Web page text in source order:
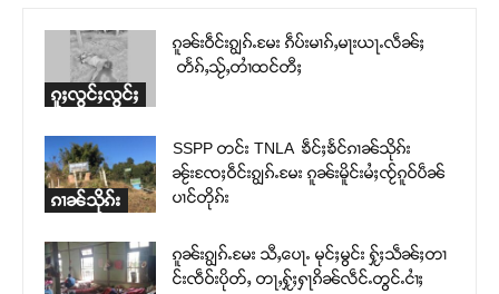
ၵူႈလွင်ႈလွင်ႈ
ၵူၼ်းဝဵင်းၵျွၵ်ႉမႄး ၵဵပ်းမၢၵ်ႇမႃးယႃႉလဵၼ်ႈ
တႅၵ်ႇသႂ်ႇတၢႆထင်တီႈ
ၵၢၼ်သိုၵ်း
SSPP တင်း TNLA ၶဵင်ႈၶႅင်ၵၢၼ်သိုၵ်း
ၼႂ်းၸႄႈဝဵင်းၵျွၵ်ႉမႄး ၵူၼ်းမိူင်းမႆႈၸႂ်ၵူဝ်ပဵၼ်
ပၢင်တိုၵ်း
ၵူၼ်းၵျွၵ်ႉမႄး သီႇပေႃႉ မုင်ႈမွင်း ႁႂ်ႈသဵၼ်ႈတၢ
င်းၸဵဝ်းပိုတ်ႇ တႃႇႁႂ်ႈႁႃၵိၼ်လဵင်ႉတွင်ႉငၢႆႈ